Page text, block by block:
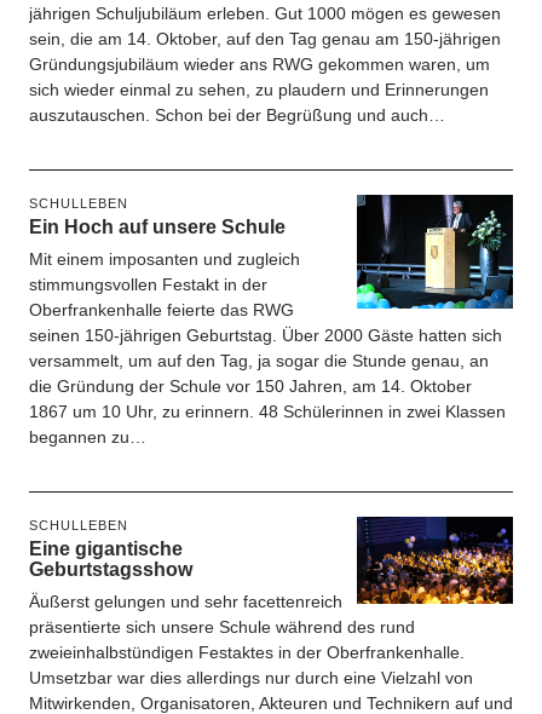
jährigen Schuljubiläum erleben. Gut 1000 mögen es gewesen
sein, die am 14. Oktober, auf den Tag genau am 150-jährigen
Gründungsjubiläum wieder ans RWG gekommen waren, um
sich wieder einmal zu sehen, zu plaudern und Erinnerungen
auszutauschen. Schon bei der Begrüßung und auch…
SCHULLEBEN
Ein Hoch auf unsere Schule
Mit einem imposanten und zugleich
stimmungsvollen Festakt in der
Oberfrankenhalle feierte das RWG
seinen 150-jährigen Geburtstag. Über 2000 Gäste hatten sich
versammelt, um auf den Tag, ja sogar die Stunde genau, an
die Gründung der Schule vor 150 Jahren, am 14. Oktober
1867 um 10 Uhr, zu erinnern. 48 Schülerinnen in zwei Klassen
begannen zu…
SCHULLEBEN
Eine gigantische
Geburtstagsshow
Äußerst gelungen und sehr facettenreich
präsentierte sich unsere Schule während des rund
zweieinhalbstündigen Festaktes in der Oberfrankenhalle.
Umsetzbar war dies allerdings nur durch eine Vielzahl von
Mitwirkenden, Organisatoren, Akteuren und Technikern auf und